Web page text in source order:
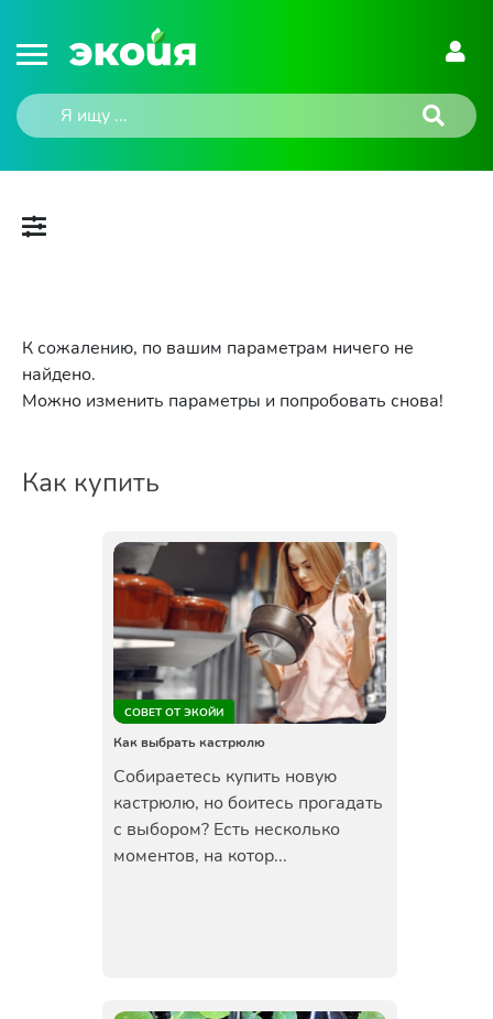
К сожалению, по вашим параметрам ничего не
найдено.
Можно изменить параметры и попробовать снова!
Как купить
СОВЕТ ОТ ЭКОЙИ
Как выбрать кастрюлю
Собираетесь купить новую
кастрюлю, но боитесь прогадать
с выбором? Есть несколько
моментов, на котор...